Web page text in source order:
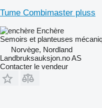
Tume Combimaster pluss
Enchère
Semoirs et planteuses
Norvège, Nordland
Landbruksauksjon.no AS
Contacter le vendeur